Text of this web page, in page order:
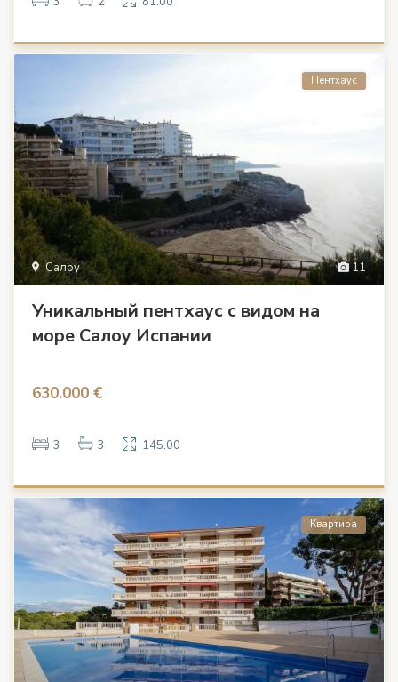
11
Салоу
Пентхаус
Уникальный пентхаус с видом на
море Салоу Испании
630.000 €
3 3 145.00
Квартира